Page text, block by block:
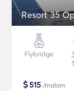
Resort 35
Flybridge
$515 /malam